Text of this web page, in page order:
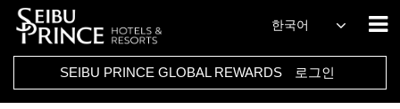
한국어
SEIBU PRINCE GLOBAL REWARDS 로그인